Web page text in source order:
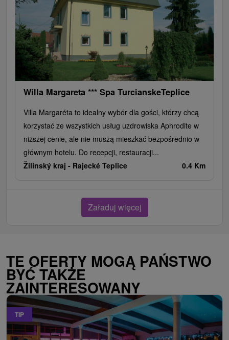
Willa Margareta *** Spa TurcianskeTeplice
Villa Margaréta to idealny wybór dla gości, którzy chcą
korzystać ze wszystkich usług uzdrowiska Aphrodite w
niższej cenie, ale nie muszą mieszkać bezpośrednio w
głównym hotelu. Do recepcji, restauracji...
Žilinský kraj - Rajecké Teplice 0.4 Km
Załaduj więcej
TE OFERTY MOGĄ PAŃSTWO
BYĆ TAKŻE
ZAINTERESOWANY
TIP